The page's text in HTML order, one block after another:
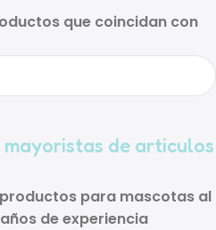
que coincidan con
mayoristas de articulos
productos para mascotas al
de experiencia